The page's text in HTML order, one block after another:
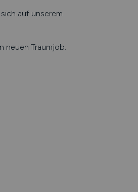
auf unserem
neuen Traumjob.